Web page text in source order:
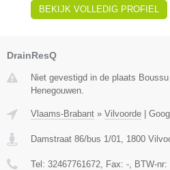
BEKIJK VOLLEDIG PROFIEL
DrainResQ
Niet gevestigd in de plaats
Henegouwen.
Vlaams-Brabant » Vilvoorde |
Damstraat 86/bus 1/01 1800
Tel: 32467761672 , Fax: - , BTW-nr: